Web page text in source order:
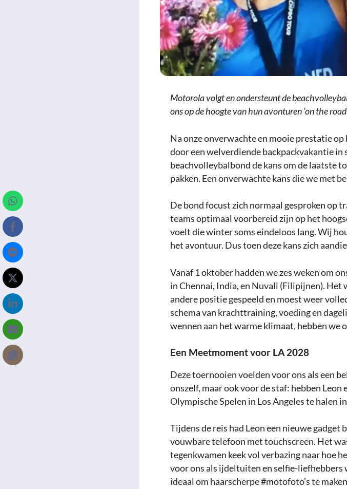
Motorola volgt en ondersteunt de
ons op de hoogte van hun avonturen ‘on the
Na onze onverwachte en mooie prestatie
door een welverdiende backpackvakantie in
beachvolleybalbond de kans om de laatste
pakken. Een onverwachte kans die we met
De bond focust zich normaal gesproken op
teams optimaal voorbereid zijn op het
voelt die winter soms eindeloos lang. Wij
het avontuur. Dus toen deze kans zich
Vanaf 1 oktober hadden we zes weken om
in Chennai, India, en Nuvali (Filipijnen). Het
andere positie gespeeld en moest weer
schema van krachttraining, voeding en
wennen aan het warme klimaat, hebben we
Een Meetmoment voor LA 2028
Deze toernooien voelden voor ons als een
onszelf, maar ook voor de staf: hebben Leon
Olympische Spelen in Los Angeles te halen
Tijdens de reis had Leon een nieuwe gadget
vouwbare telefoon met touchscreen. Het
tegenkwamen keek vol verbazing naar hoe
voor ons als ijdeltuiten en selfie-liefhebbers
ideaal om haarscherpe #motofoto’s te